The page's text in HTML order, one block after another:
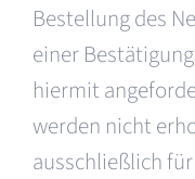
Bestellung des
einer
hiermit
werden nicht
ausschließlich